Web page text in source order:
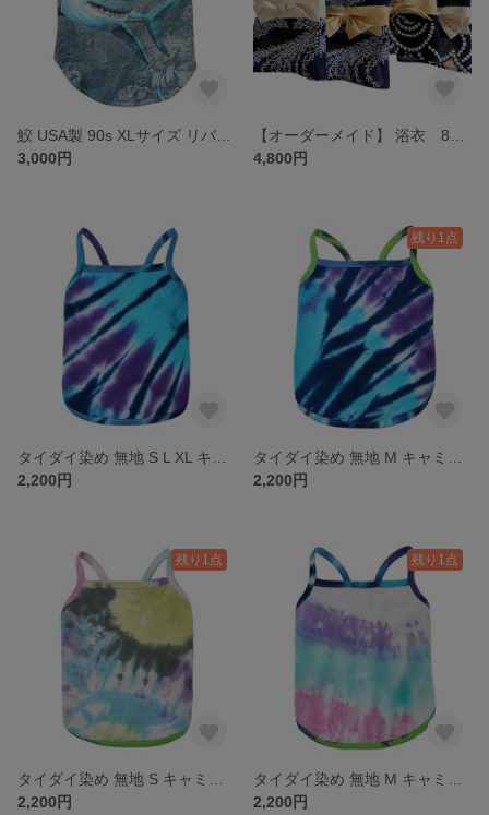
3,000円
4,800円
2,200円
残り1点
2,200円
残り1点
2,200円
残り1点
2,200円